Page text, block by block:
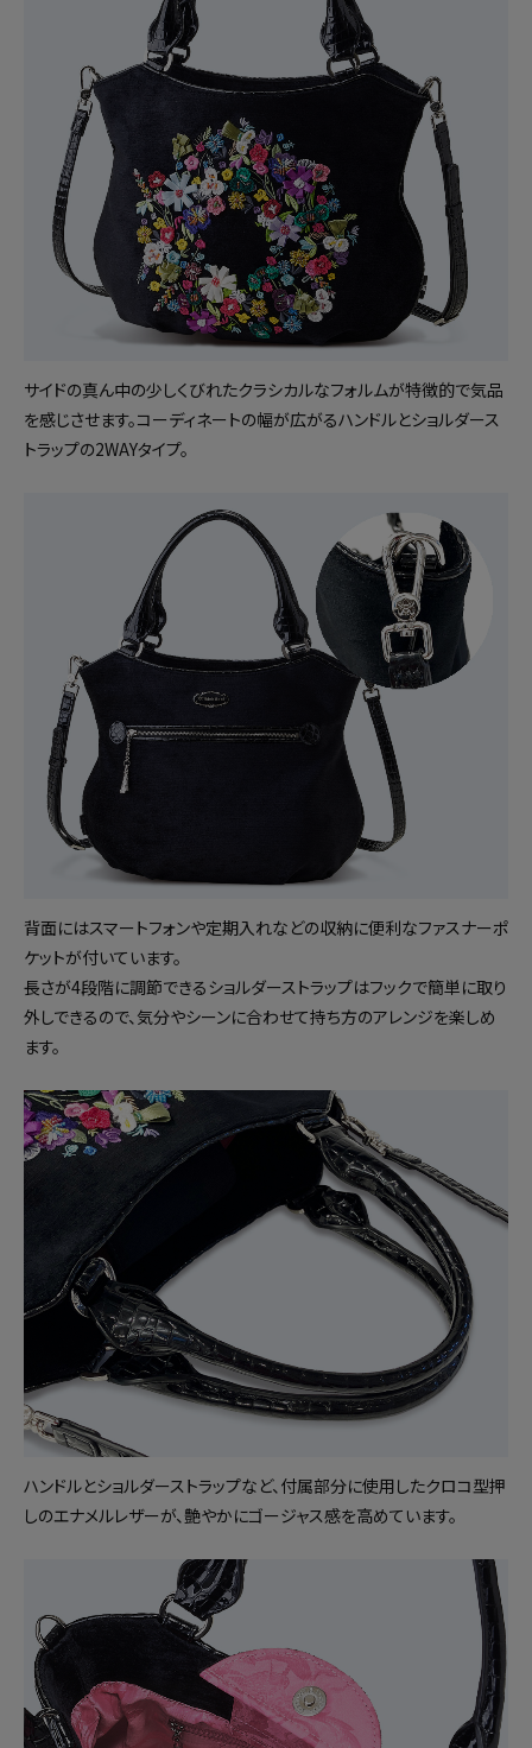
サイドの真ん中の少しくびれたクラシカルなフォルムが特徴的で気品
を感じさせます。コーディネートの幅が広がるハンドルとショルダース
トラップの2WAYタイプ。
背面にはスマートフォンや定期入れなどの収納に便利なファスナーポ
ケットが付いています。
長さが4段階に調節できるショルダーストラップはフックで簡単に取り
外しできるので、気分やシーンに合わせて持ち方のアレンジを楽しめ
ます。
ハンドルとショルダーストラップなど、付属部分に使用したクロコ型押
しのエナメルレザーが、艶やかにゴージャス感を高めています。